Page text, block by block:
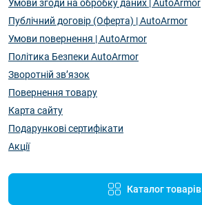
Умови згоди на обробку даних | AutoArmor
Публічний договір (Оферта) | AutoArmor
Умови повернення | AutoArmor
Політика Безпеки AutoArmor
Зворотній зв’язок
Повернення товару
Карта сайту
Подарункові сертифікати
Акції
Каталог товарів